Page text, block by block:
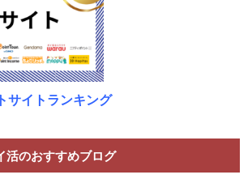
サイトランキング
活のおすすめブログ